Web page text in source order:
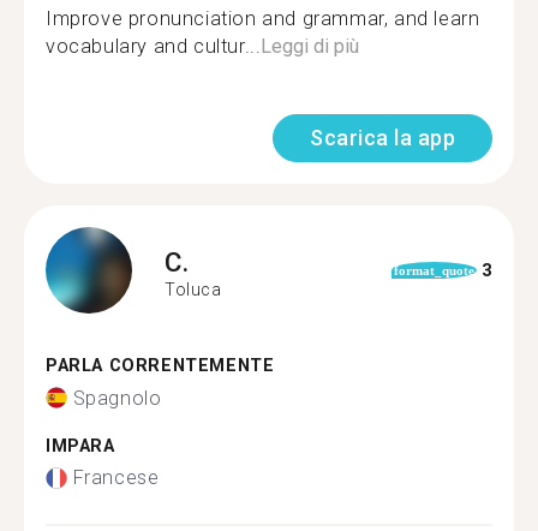
Improve pronunciation and grammar, and learn
vocabulary and cultur...Leggi di più
Scarica la app
C.
Toluca
format_quote 3
PARLA CORRENTEMENTE
Spagnolo
IMPARA
Francese